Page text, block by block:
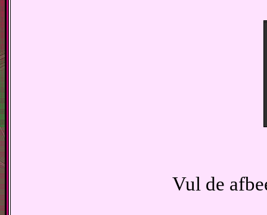
Vul de